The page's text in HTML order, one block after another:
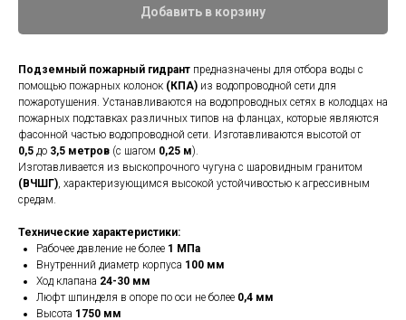
Добавить в корзину
Подземный пожарный гидрант предназначены для отбора воды с
помощью пожарных колонок (КПА) из водопроводной сети для
пожаротушения. Устанавливаются на водопроводных сетях в колодцах на
пожарных подставках различных типов на фланцах, которые являются
фасонной частью водопроводной сети. Изготавливаются высотой от
0,5 до 3,5 метров (с шагом 0,25 м).
Изготавливается из выскопрочного чугуна с шаровидным гранитом
(ВЧШГ), характеризующимся высокой устойчивостью к агрессивным
средам.
Технические характеристики:
Рабочее давление не более 1 МПа
Внутренний диаметр корпуса 100 мм
Ход клапана 24-30 мм
Люфт шпинделя в опоре по оси не более 0,4 мм
Высота 1750 мм